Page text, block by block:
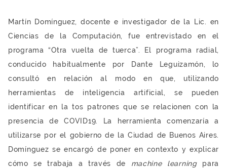
Martín Domínguez, docente e investigador de la Lic. en
Ciencias de la Computación, fue entrevistado en el
programa “Otra vuelta de tuerca”. El programa radial,
conducido habitualmente por Dante Leguizamón, lo
consultó en relación al modo en que, utilizando
herramientas de inteligencia artificial, se pueden
identificar en la tos patrones que se relacionen con la
presencia de COVID19. La herramienta comenzaría a
utilizarse por el gobierno de la Ciudad de Buenos Aires.
Domínguez se encargó de poner en contexto y explicar
cómo se trabaja a través de machine learningpara